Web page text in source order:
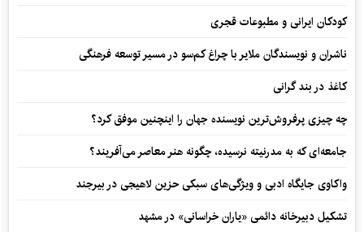
کودکان ایرانی و مطبوعات قجری
ناشران و نویسندگان ملایر با چراغ کم‌سو در مسیر توسعه فرهنگی
کاغذ در بند گرانی
چه چیزی پرفروش‌ترین نویسنده جهان را اینچنین موفق کرد؟
جامعه‌ای که به مدرنیته نرسیده، چگونه هنر معاصر می‌آفریند؟
واکاوی جایگاه ادبی و ویژگی‌های سبکی حزین لاهیجی در بیرجند
تشکیل دبیرخانه دائمی «یاران خراسانی» در مشهد